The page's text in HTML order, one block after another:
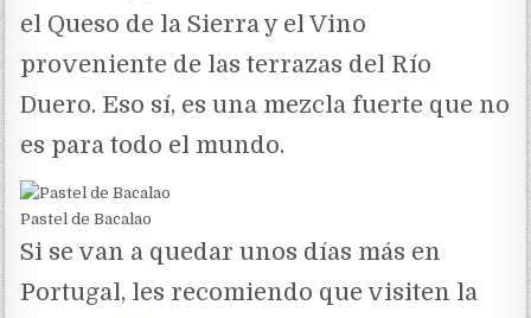
el Queso de la Sierra y el Vino
proveniente de las terrazas del Río
Duero. Eso sí, es una mezcla fuerte que no
es para todo el mundo.
Pastel de Bacalao
Si se van a quedar unos días más en
Portugal, les recomiendo que visiten la